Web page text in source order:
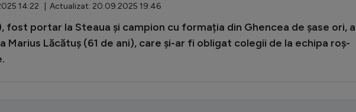
14:22 | Actualizat: 20.09.2025 19:46
fost portar la Steaua și campion cu formația din Ghencea de șase ori, a
Marius Lăcătuș (61 de ani), care și-ar fi obligat colegii de la echipa roș-